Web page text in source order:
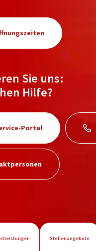
Sie uns:
Hilfe?
Portal
Stellenangebote